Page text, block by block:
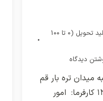
کلید تحویل (0 تا 100
دیدگاه
میدان تره بار قم
با اجرای اسکلت فلزی سال: ۱۳۷۸ کارفرما: امور